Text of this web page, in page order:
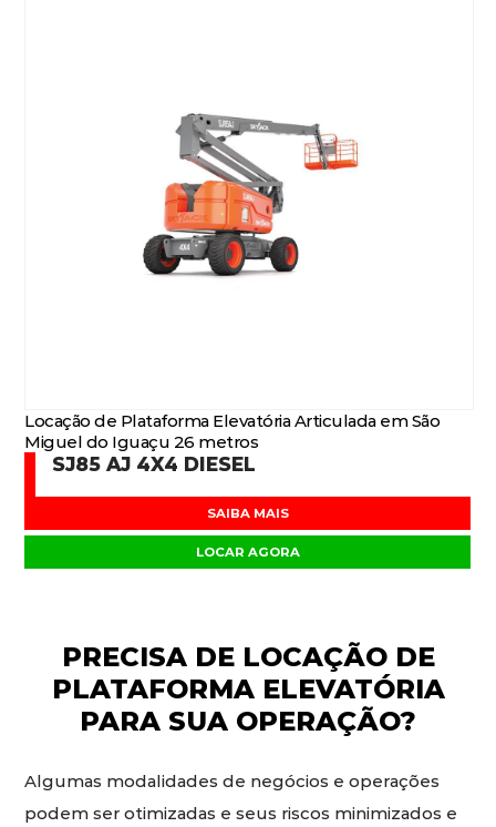
Locação de Plataforma Elevatória Articulada em São
Miguel do Iguaçu 26 metros
SJ85 AJ 4X4 DIESEL
SAIBA MAIS
LOCAR AGORA
PRECISA DE LOCAÇÃO DE
PLATAFORMA ELEVATÓRIA
PARA SUA OPERAÇÃO?
Algumas modalidades de negócios e operações
podem ser otimizadas e seus riscos minimizados e